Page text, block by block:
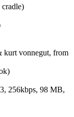
cradle)
kurt vonnegut, from
256kbps, 98 MB,